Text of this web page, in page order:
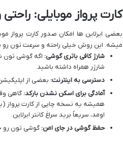
کارت پرواز موبایلی:
میشه. این روش خیلی راحته و سرعت تون رو
شارژ کافی باتری گوشی: اگه گوشی تون
شارژر همراه داشته باشید.
دسترسی به اینترنت: بعضی از
آمادگی برای اسکن نشدن بارکد: گاهی
همیشه یه نسخه چاپی از کارت پرواز
اومد، سریعاً برید سراغ کانتر ایرلاین.
حفظ گوشی در جای امن: گوشی تون رو